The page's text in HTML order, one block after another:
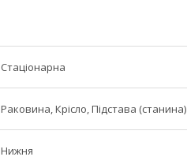
Стаціонарна
Раковина, Крісло, Підстава (станина)
Нижня